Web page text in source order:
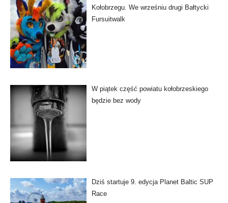
Kołobrzegu. We wrześniu drugi Bałtycki
Fursuitwalk
W piątek część powiatu kołobrzeskiego
będzie bez wody
Dziś startuje 9. edycja Planet Baltic SUP
Race